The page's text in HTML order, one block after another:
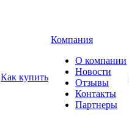
Как купить
Компания
О компании
Новости
Отзывы
Контакты
Партнеры